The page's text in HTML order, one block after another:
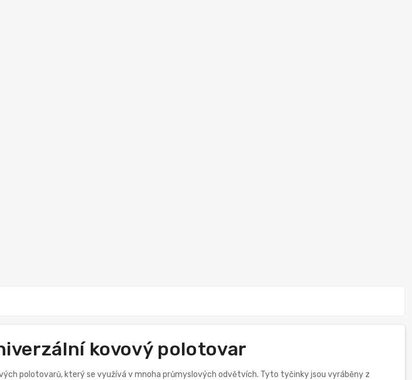
kovový polotovar
polotovarů, který se využívá v mnoha průmyslových odvětvích. Tyto tyčinky jsou vyráběny z